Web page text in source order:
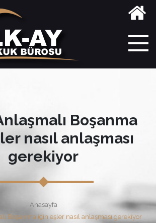
Boşanma
nasıl anlaşması
gerekiyor
Anasayfa
Boşanma için eşler nasıl anlaşması gerekiyor